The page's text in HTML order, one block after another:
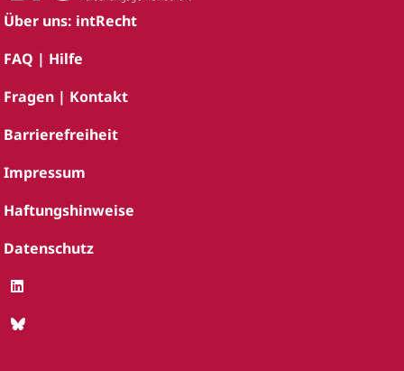
Über uns: intRecht
FAQ | Hilfe
Fragen | Kontakt
Barrierefreiheit
Impressum
Haftungshinweise
Datenschutz